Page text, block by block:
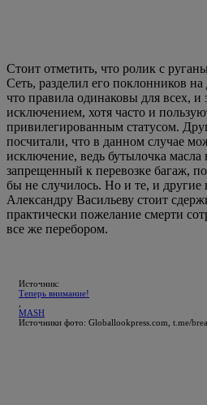
Стоит отметить, что ролик с
Сеть, разделил его поклонников
что правила одинаковы для всех, и
исключением, хотя часто и
привилегированным статусом.
посчитали, что в данном случае
исключение, ведь бутылочка масла
запрещенный к перевозке багаж,
бы не случилось. Но и те, и
Александру Васильеву стоит
практически пожелание смерти
все же перебором.
Источник:
Теперь внимание!
MASH
Источники фото: Globallookpress.com, t.me/